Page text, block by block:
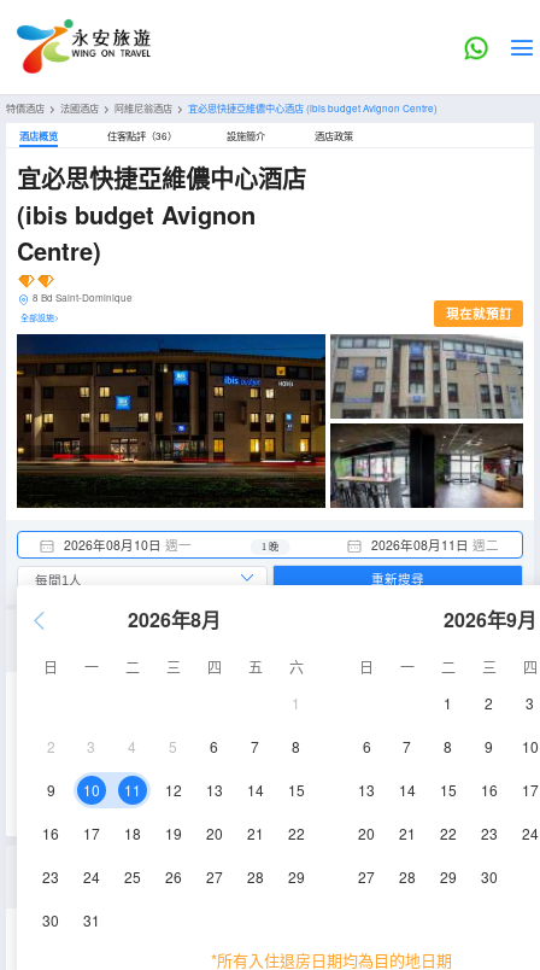
特價酒店 > 法國酒店 > 阿維尼翁酒店 > 宜必思快捷亞維儂中心酒店(ibis budget Avignon Centre)
酒店概览 住客點評（36） 設施簡介 酒店政策
宜必思快捷亞維儂中心酒店
(ibis budget Avignon
Centre)
8 Bd Saint-Dominique
全部設施> 現在就預訂
2026年08月10日 週一 2026年08月11日 週二
1 晚
2026年8月
日 一 二 三 四 五
六
1
2 3 4 5 6 7 8
9 10 11 12 13 14 15
16 17 18 19 20 21 22
23 24 25 26 27 28 29
30 31
2026年9月
日 一 二 三
四
1
2 3
6 7 8 9 10
13 14 15 16 17
20 21 22 23 24
27 28 29 30
*所有入住退房日期均為目的地日期
重新搜尋
淋浴
家庭房
12㎡ 空調 電視機